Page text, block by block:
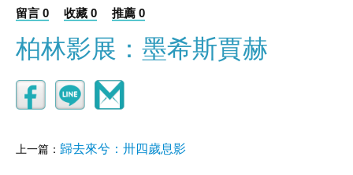
留言 0 收藏 0 推薦 0
柏林影展：墨希斯賈赫
上一篇： 歸去來兮：卅四歲息影